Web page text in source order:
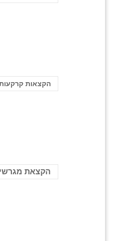
הקצאות
הקצאת